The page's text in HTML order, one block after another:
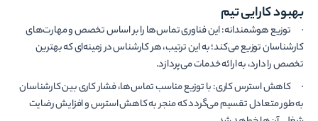
بهبود کارایی تیم
· توزیع هوشمندانه: این فناوری تماس‌ها را بر اساس تخصص و مهارت‌های
کارشناسان توزیع می‌کند؛ به این ترتیب، هر کارشناس در زمینه‌ای که بهترین
تخصص را دارد، به ارائه خدمات می‌­پردازد.
· کاهش استرس کاری: با توزیع مناسب تماس‌ها، فشار کاری بین کارشناسان
به طور متعادل تقسیم می­‌گردد که منجر به کاهش استرس و افزایش رضایت